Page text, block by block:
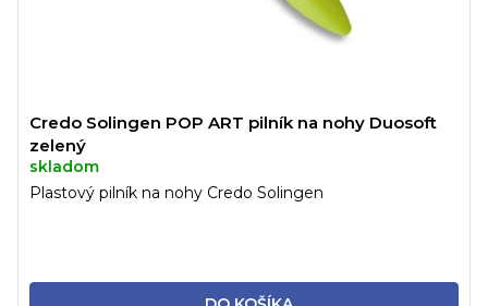
Credo Solingen POP ART pilník na nohy Duosoft
zelený
skladom
Plastový pilník na nohy Credo Solingen